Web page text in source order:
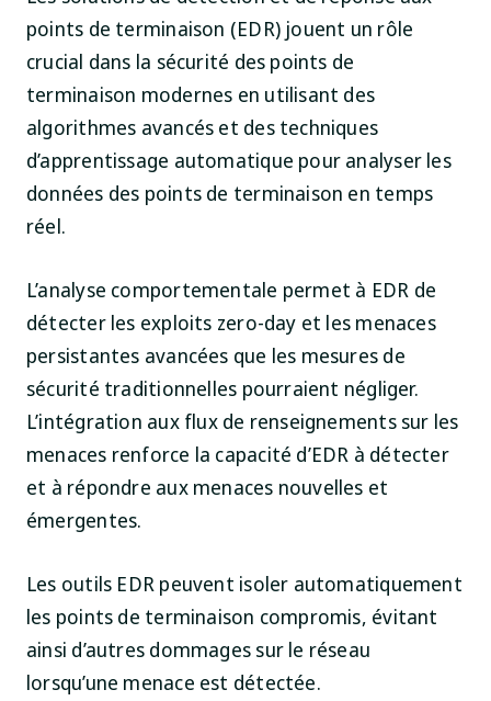
points de terminaison (EDR) jouent un rôle
crucial dans la sécurité des points de
terminaison modernes en utilisant des
algorithmes avancés et des techniques
d’apprentissage automatique pour analyser les
données des points de terminaison en temps
réel.
L’analyse comportementale permet à EDR de
détecter les exploits zero-day et les menaces
persistantes avancées que les mesures de
sécurité traditionnelles pourraient négliger.
L’intégration aux flux de renseignements sur les
menaces renforce la capacité d’EDR à détecter
et à répondre aux menaces nouvelles et
émergentes.
Les outils EDR peuvent isoler automatiquement
les points de terminaison compromis, évitant
ainsi d’autres dommages sur le réseau
lorsqu’une menace est détectée.